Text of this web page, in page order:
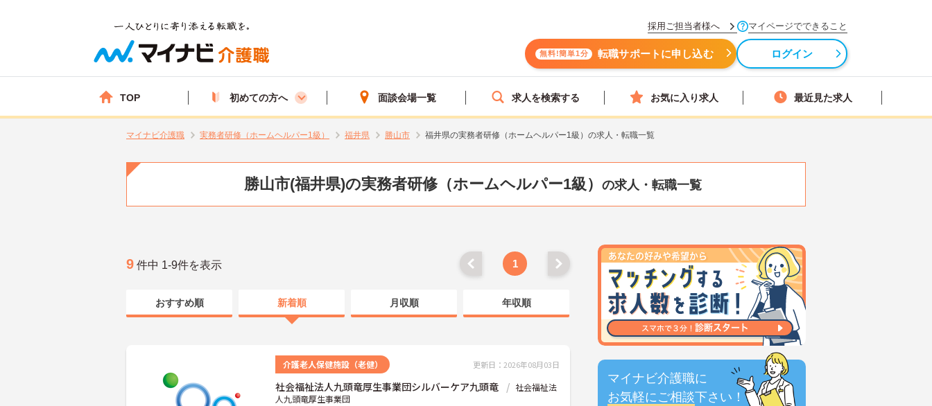
採用ご担当者様へ マイページでできること
無料!簡単1分 転職サポートに申し込む ログイン
TOP 初めての方へ 面談会場一覧 求人を検索する お気に入り求人 最近見た求人
マイナビ介護職 実務者研修（ホームヘルパー1級） 福井県 勝山市 福井県の実務者研修（ホームヘルパー1級）の求人・転職一覧
勝山市(福井県)の実務者研修（ホームヘルパー1級） の求人・転職一覧
マイナビ介護職に
お気軽にご相談下さい！
9 件中 1-9件を表示 1
おすすめ順 新着順 月収順 年収順
介護老人保健施設（老健） 更新日：2026年08月03日
社会福祉法人九頭竜厚生事業団シルバーケア九頭竜
社会福祉法
人九頭竜厚生事業団